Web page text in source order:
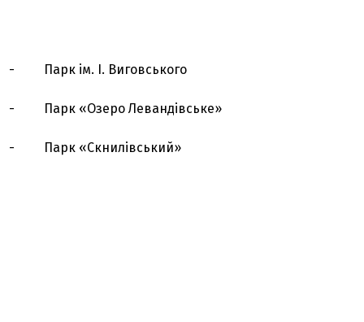
- Парк ім. І. Виговського
- Парк «Озеро Левандівське»
- Парк «Скнилівський»